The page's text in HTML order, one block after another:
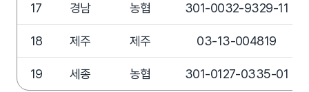
17 경남 농협 301-0032-9329-11
18 제주 제주 03-13-004819
19 세종 농협 301-0127-0335-01